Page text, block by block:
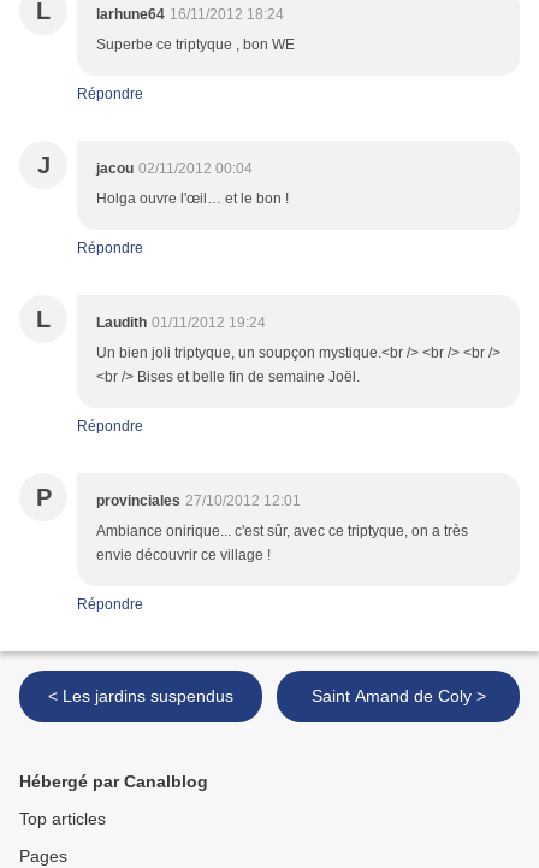
L larhune64 16/11/2012 18:24
Superbe ce triptyque , bon WE
Répondre
J jacou 02/11/2012 00:04
Holga ouvre l'œil… et le bon !
Répondre
L Laudith 01/11/2012 19:24
Un bien joli triptyque, un soupçon mystique.<br /> <br /> <br />
<br /> Bises et belle fin de semaine Joël.
Répondre
P provinciales 27/10/2012 12:01
Ambiance onirique... c'est sûr, avec ce triptyque, on a très
envie découvrir ce village !
Répondre
< Les jardins suspendus Saint Amand de Coly >
Hébergé par Canalblog
Top articles
Pages